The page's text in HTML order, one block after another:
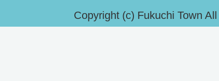
Copyright (c) Fukuchi Town